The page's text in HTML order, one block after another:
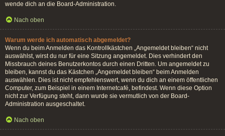
wende dich an die Board-Administration.
Nach oben
Warum werde ich automatisch abgemeldet?
Wenn du beim Anmelden das Kontrollkästchen „Angemeldet bleiben“ nicht
auswählst, wirst du nur für eine Sitzung angemeldet. Dies verhindert den
Missbrauch deines Benutzerkontos durch einen Dritten. Um angemeldet zu
bleiben, kannst du das Kästchen „Angemeldet bleiben“ beim Anmelden
auswählen. Dies ist nicht empfehlenswert, wenn du dich an einem öffentlichen
Computer, zum Beispiel in einem Internetcafé, befindest. Wenn diese Option
nicht zur Verfügung steht, dann wurde sie vermutlich von der Board-
Administration ausgeschaltet.
Nach oben